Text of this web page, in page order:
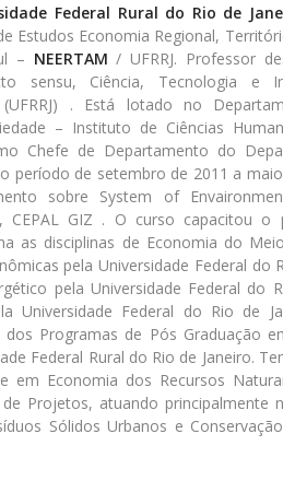
Federal Rural do Rio de
Estudos Economia Regional,
– NEERTAM / UFRRJ. Professor
sensu, Ciência, Tecnologia e
(UFRRJ) . Está lotado no
– Instituto de Ciências
Chefe de Departamento do
período de setembro de 2011 a
sobre System of
CEPAL GIZ . O curso capacitou o
as disciplinas de Economia do
pela Universidade Federal do
pela Universidade Federal do
Universidade Federal do Rio de
Programas de Pós Graduação
Federal Rural do Rio de Janeiro.
Economia dos Recursos
Projetos, atuando principalmente
Sólidos Urbanos e